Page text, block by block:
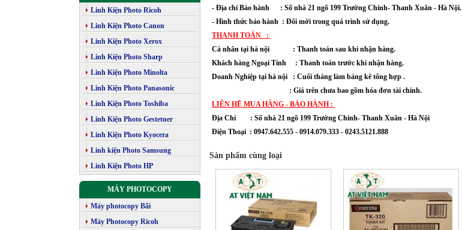
Linh Kiện Photo Ricoh
Linh Kiện Photo Canon
Linh Kiện Photo Xerox
Linh Kiện Photo Sharp
Linh Kiện Photo Minolta
Linh Kiện Photo Panasonic
Linh Kiện Photo Toshiba
Linh Kiện Photo Gestetner
Linh Kiện Photo Kyocera
Linh kiện Photo Samsung
Linh Kiện Photo HP
MÁY PHOTOCOPY
Máy photocopy Bãi
Máy Photocopy Ricoh
- Địa chỉ Bảo hành : Số nhà 21 ngõ 199 Trường Chinh- Thanh Xuân - Hà Nội.
- Hình thức bảo hành : Đổi mới trong quá trình sử dụng.
THANH TOÁN :
Cá nhân tại hà nội : Thanh toán sau khi nhận hàng.
Khách hàng Ngoại Tỉnh : Thanh toán trước khi nhận hàng.
Doanh Nghiệp tại hà nội : Cuối tháng làm bảng kê tổng hợp .
: Giá trên chưa bao gồm hóa đơn tài chính.
LIÊN HỆ MUA HÀNG - BẢO HÀNH :
Địa Chỉ : Số nhà 21 ngõ 199 Trường Chinh- Thanh Xuân - Hà Nội
Điện Thoại : 0947.642.555 - 0914.079.333 - 0243.5121.888
Sản phẩm cùng loại